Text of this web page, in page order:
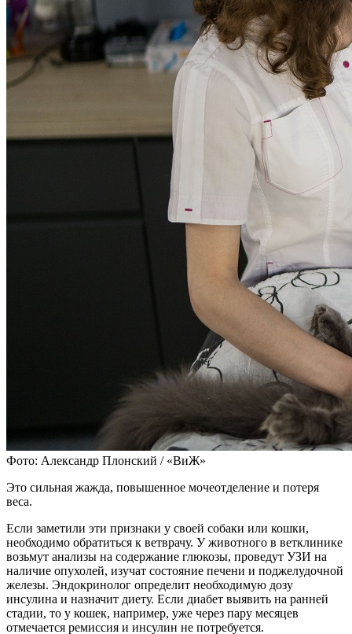
Фото: Александр Плонский / «ВиЖ»
Это сильная жажда, повышенное мочеотделение и потеря
веса.
Если заметили эти признаки у своей собаки или кошки,
необходимо обратиться к ветврачу. У животного в ветклинике
возьмут анализы на содержание глюкозы, проведут УЗИ на
наличие опухолей, изучат состояние печени и поджелудочной
железы. Эндокринолог определит необходимую дозу
инсулина и назначит диету. Если диабет выявить на ранней
стадии, то у кошек, например, уже через пару месяцев
отмечается ремиссия и инсулин не потребуется.